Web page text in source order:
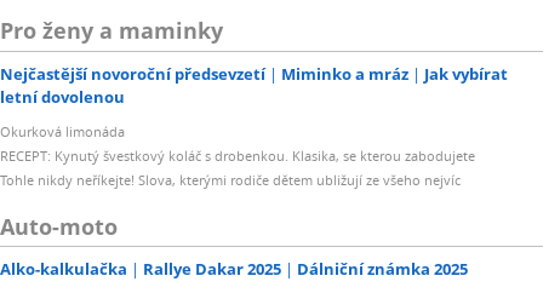
Pro ženy a maminky
Nejčastější novoroční předsevzetí Miminko a mráz
Jak vybírat
letní dovolenou
Okurková limonáda
RECEPT: Kynutý švestkový koláč s drobenkou. Klasika, se kterou zabodujete
Tohle nikdy neříkejte! Slova, kterými rodiče dětem ubližují ze všeho nejvíc
Auto-moto
Alko-kalkulačka Rallye Dakar 2025 Dálniční známka 2025